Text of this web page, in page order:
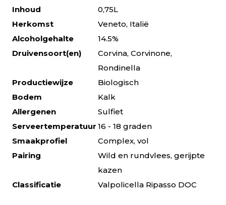
Inhoud
0,75L
Herkomst
Veneto, Italië
Alcoholgehalte
14.5%
Druivensoort(en)
Corvina, Corvinone,
Rondinella
Productiewijze
Biologisch
Bodem
Kalk
Allergenen
Sulfiet
Serveertemperatuur 16 - 18 graden
Smaakprofiel
Complex, vol
Pairing
Wild en rundvlees, gerijpte
kazen
Classificatie
Valpolicella Ripasso DOC